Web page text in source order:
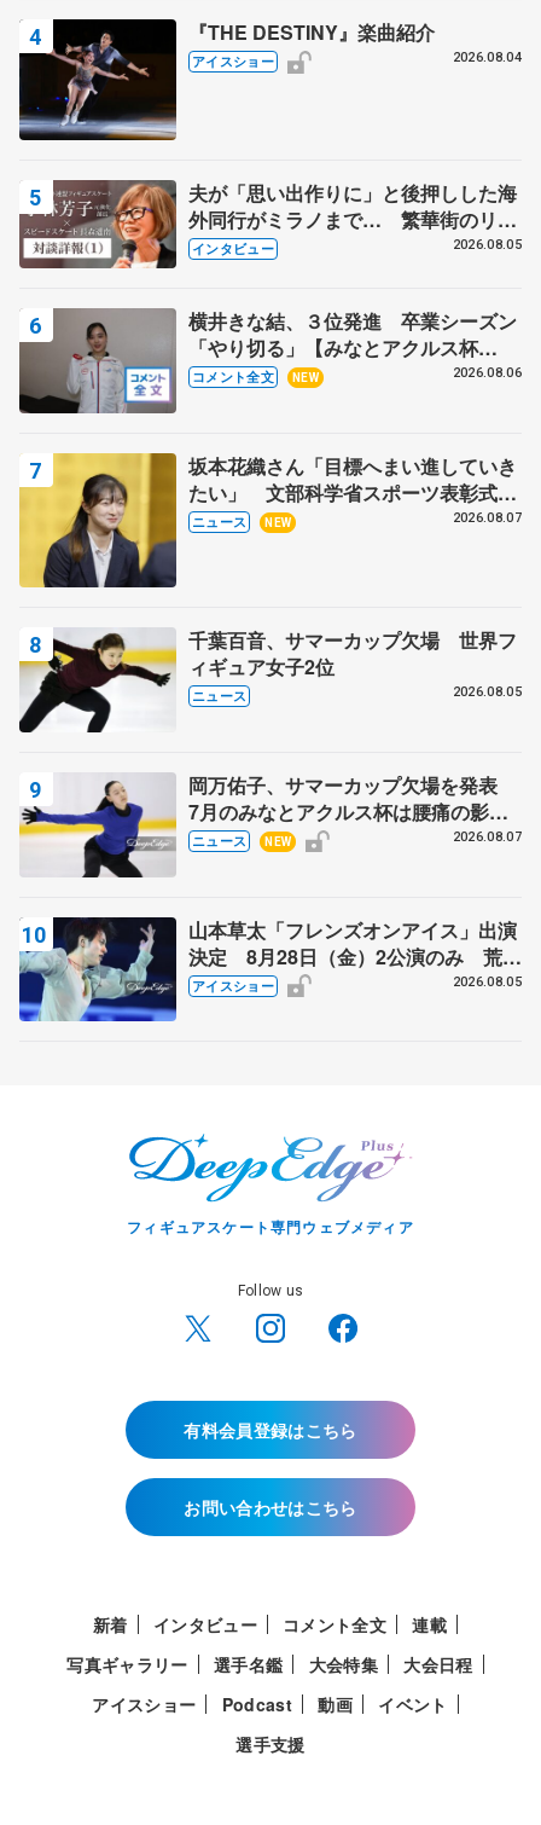
『THE DESTINY』楽曲紹介
アイスショー 2026.08.04
夫が「思い出作りに」と後押しした海
外同行がミラノまで… 繁華街のリン
クでは不良のお兄さんも味方に 小林
インタビュー 2026.08.05
横井きな結、３位発進 卒業シーズン
「やり切る」【みなとアクルス杯
SP】
コメント全文 NEW 2026.08.06
坂本花織さん「目標へまい進していき
たい」 文部科学省スポーツ表彰式で
代表謝辞
ニュース NEW 2026.08.07
千葉百音、サマーカップ欠場 世界フ
ィギュア女子2位
ニュース 2026.08.05
岡万佑子、サマーカップ欠場を発表
7月のみなとアクルス杯は腰痛の影響
で
ニュース NEW 2026.08.07
山本草太「フレンズオンアイス」出演
決定 8月28日（金）2公演のみ 荒川
静香さんプロデュース、20周年のアイ
アイスショー 2026.08.05
フィギュアスケート専門ウェブメディア
Follow us
有料会員登録はこちら
お問い合わせはこちら
新着 インタビュー コメント全文
連載
写真ギャラリー
選手名鑑 大会特集
大会日程
アイスショー
Podcast 動画
イベント
選手支援